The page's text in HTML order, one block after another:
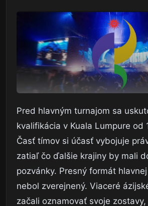
Pred hlavným turnajom sa
kvalifikácia v Kuala Lumpure od
Časť tímov si účasť vybojuje
zatiaľ čo ďalšie krajiny by mali
pozvánky. Presný formát
nebol zverejnený. Viaceré
začali oznamovať svoje